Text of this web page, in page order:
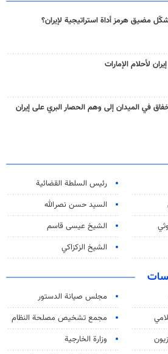
مضيق هرمز أداة استراتيجية لإيران؟
لأحلام الإمارات
في الميدان إلى وهم الحصار البري على إيران
رئیس السلطة القضائیة
السيد حسن نصرالله
الشيخ عيسى قاسم
الشيخ الزكزاكي
مجلس صيانة الدستور
مجمع تشخيص مصلحة النظام
وزارة الخارجية